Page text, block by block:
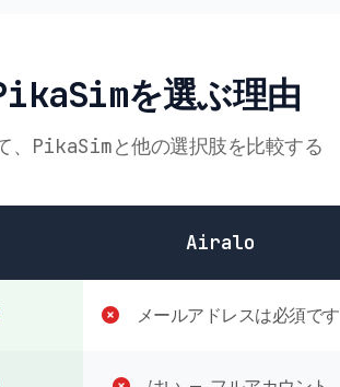
を選ぶ理由
PikaSimと他の選択肢を比較する
Airalo
メールアドレスは必須です